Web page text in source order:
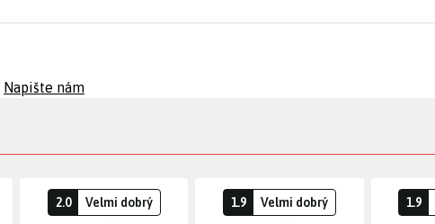
Napište nám
2.0 Velmi dobrý 1.9 Velmi dobrý 1.9